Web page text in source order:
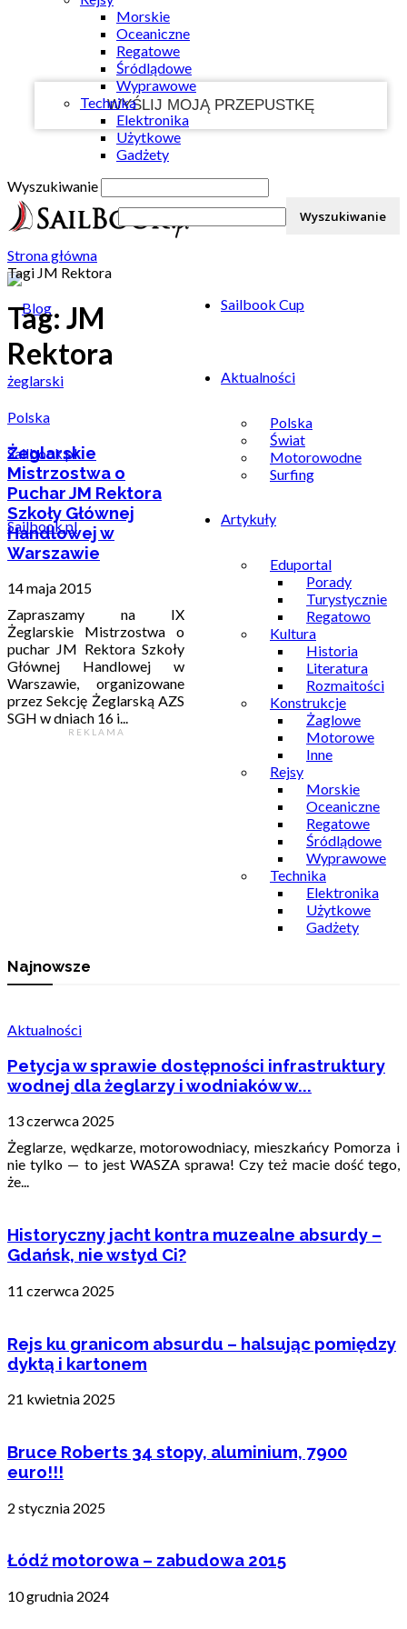
Morskie
Oceaniczne
Regatowe
Śródlądowe
Wyprawowe
Technika
Elektronika
Użytkowe
Gadżety
Wyszukiwanie
Sailbook.pl
Sailbook Cup
Aktualności
Polska
Świat
Motorowodne
Surfing
Artykuły
Eduportal
Porady
Turystycznie
Regatowo
Kultura
Historia
Literatura
Rozmaitości
Konstrukcje
Żaglowe
Motorowe
Inne
Rejsy
Morskie
Oceaniczne
Regatowe
Śródlądowe
Wyprawowe
Technika
Elektronika
Użytkowe
Gadżety
Strona główna
Tagi JM Rektora
Tag: JM
Rektora
Polska
Żeglarskie
Mistrzostwa o
Puchar JM Rektora
Szkoły Głównej
Handlowej w
Warszawie
14 maja 2015
Zapraszamy na IX
Żeglarskie Mistrzostwa o
puchar JM Rektora Szkoły
Głównej Handlowej w
Warszawie, organizowane
przez Sekcję Żeglarską AZS
SGH w dniach 16 i...
R E K L A M A
Najnowsze
Aktualności
Petycja w sprawie dostępności infrastruktury
wodnej dla żeglarzy i wodniaków w...
13 czerwca 2025
Żeglarze, wędkarze, motorowodniacy, mieszkańcy Pomorza i
nie tylko — to jest WASZA sprawa! Czy też macie dość tego,
że...
Historyczny jacht kontra muzealne absurdy –
Gdańsk, nie wstyd Ci?
11 czerwca 2025
Rejs ku granicom absurdu – halsując pomiędzy
dyktą i kartonem
21 kwietnia 2025
Bruce Roberts 34 stopy, aluminium, 7900
euro!!!
2 stycznia 2025
Łódź motorowa – zabudowa 2015
10 grudnia 2024